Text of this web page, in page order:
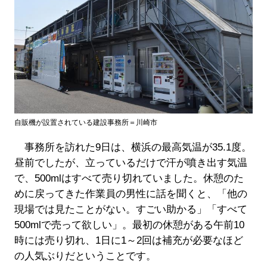
自販機が設置されている建設事務所＝川崎市
事務所を訪れた9日は、横浜の最高気温が35.1度。
昼前でしたが、立っているだけで汗が噴き出す気温
で、500mlはすべて売り切れていました。休憩のた
めに戻ってきた作業員の男性に話を聞くと、「他の
現場では見たことがない。すごい助かる」「すべて
500mlで売って欲しい」。最初の休憩がある午前10
時には売り切れ、1日に1～2回は補充が必要なほど
の人気ぶりだということです。